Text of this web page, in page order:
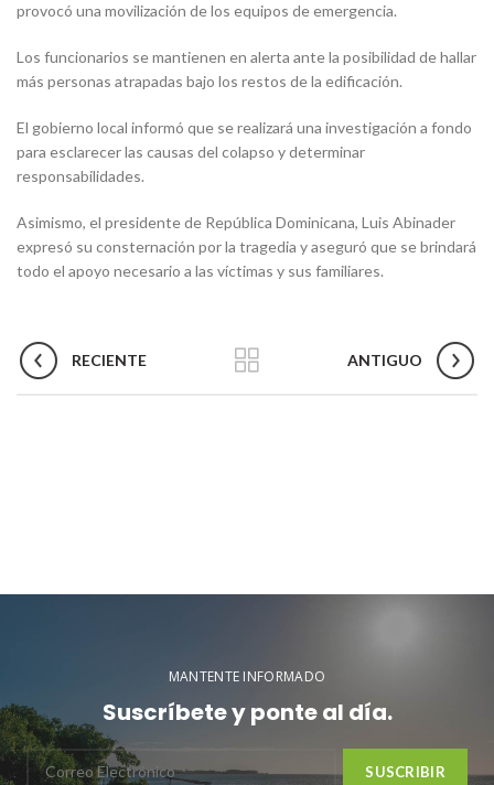
provocó una movilización de los equipos de emergencia.
Los funcionarios se mantienen en alerta ante la posibilidad de hallar
más personas atrapadas bajo los restos de la edificación.
El gobierno local informó que se realizará una investigación a fondo
para esclarecer las causas del colapso y determinar
responsabilidades.
Asimismo, el presidente de República Dominicana, Luis Abinader
expresó su consternación por la tragedia y aseguró que se brindará
todo el apoyo necesario a las víctimas y sus familiares.
RECIENTE ANTIGUO
MANTENTE INFORMADO
Suscríbete y ponte al día.